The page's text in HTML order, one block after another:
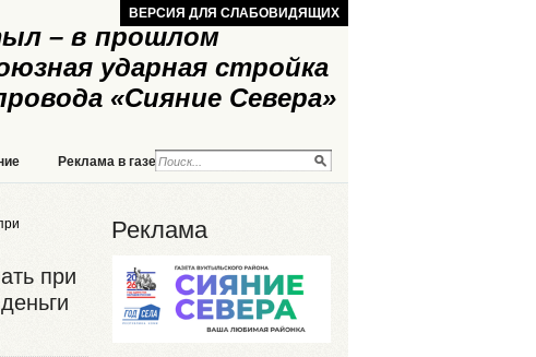
– в прошлом
ударная стройка
«Сияние Севера»
ВЕРСИЯ ДЛЯ СЛАБОВИДЯЩИХ
Реклама в газете Реклама на сайте
при
Реклама